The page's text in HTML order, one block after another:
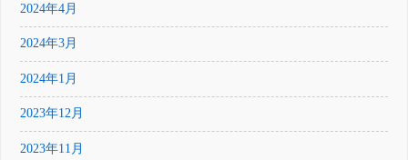
2024年4月
2024年3月
2024年1月
2023年12月
2023年11月